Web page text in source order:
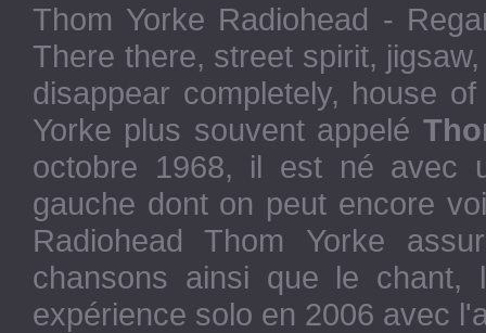
Thom Yorke Radiohead -
There there, street spirit,
disappear completely, house
Yorke plus souvent appelé
octobre 1968, il est né avec
gauche dont on peut encore
Radiohead Thom Yorke
chansons ainsi que le
expérience solo en 2006 avec